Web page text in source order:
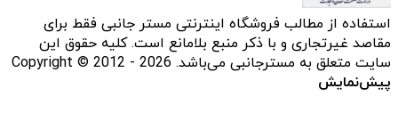
استفاده از مطالب فروشگاه اینترنتی مستر جانبی فقط برای
مقاصد غیرتجاری و با ذکر منبع بلامانع است. کلیه حقوق این
سایت متعلق به مسترجانبی می‌باشد. Copyright © 2012 - 2026
پیش‌نمایش